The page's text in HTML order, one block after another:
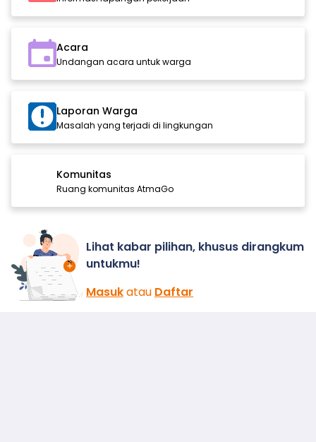
Acara
Undangan acara untuk warga
Laporan Warga
Masalah yang terjadi di lingkungan
Komunitas
Ruang komunitas AtmaGo
Lihat kabar pilihan, khusus dirangkum
untukmu!
Masukatau Daftar